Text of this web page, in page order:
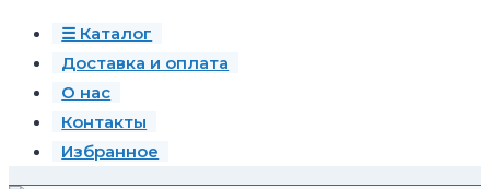
Перейти
содержимому
☰ Каталог
Доставка и оплата
О нас
Контакты
Избранное